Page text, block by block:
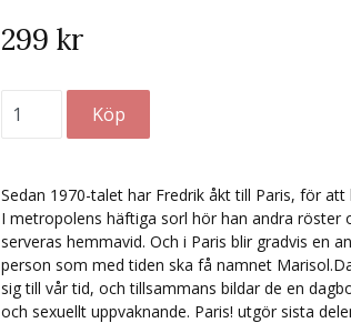
299 kr
Sedan 1970-talet har Fredrik åkt till Paris, för
I metropolens häftiga sorl hör han andra röster
serveras hemmavid. Och i Paris blir gradvis en
person som med tiden ska få namnet
sig till vår tid, och tillsammans bildar de en
och sexuellt uppvaknande. Paris! utgör sista